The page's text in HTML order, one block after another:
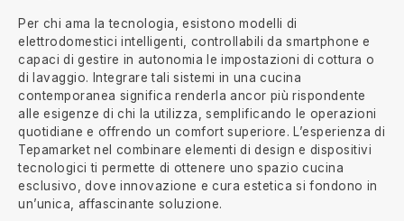
Per chi ama la tecnologia, esistono modelli di
elettrodomestici intelligenti, controllabili da smartphone e
capaci di gestire in autonomia le impostazioni di cottura o
di lavaggio. Integrare tali sistemi in una cucina
contemporanea significa renderla ancor più rispondente
alle esigenze di chi la utilizza, semplificando le operazioni
quotidiane e offrendo un comfort superiore. L’esperienza di
Tepamarket nel combinare elementi di design e dispositivi
tecnologici ti permette di ottenere uno spazio cucina
esclusivo, dove innovazione e cura estetica si fondono in
un’unica, affascinante soluzione.